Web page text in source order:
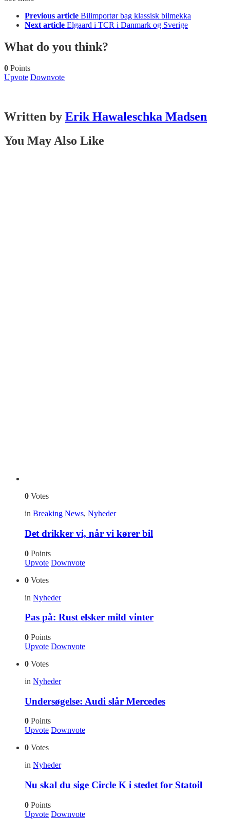
Previous article Bilimportør bag klassisk bilmekka
Next article Elgaard i TCR i Danmark og Sverige
What do you think?
0 Points
Upvote Downvote
Written by Erik Hawaleschka Madsen
You May Also Like
0 Votes
in Breaking News, Nyheder
Det drikker vi, når vi kører bil
0 Points
Upvote Downvote
0 Votes
in Nyheder
Pas på: Rust elsker mild vinter
0 Points
Upvote Downvote
0 Votes
in Nyheder
Undersøgelse: Audi slår Mercedes
0 Points
Upvote Downvote
0 Votes
in Nyheder
Nu skal du sige Circle K i stedet for Statoil
0 Points
Upvote Downvote